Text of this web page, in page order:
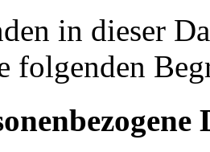
in dieser
folgenden